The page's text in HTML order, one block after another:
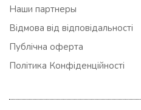
Наши партнеры
Відмова від відповідальності
Публічна оферта
Політика Конфіденційності